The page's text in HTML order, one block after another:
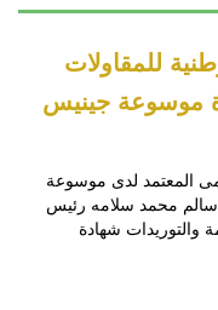
للمقاولات
موسوعة جينيس
المعتمد لدى موسوعة
سالم محمد سلامه رئيس
والتوريدات شهادة